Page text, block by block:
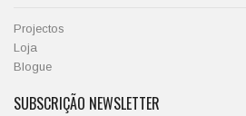
Projectos
Loja
Blogue
SUBSCRIÇÃO NEWSLETTER